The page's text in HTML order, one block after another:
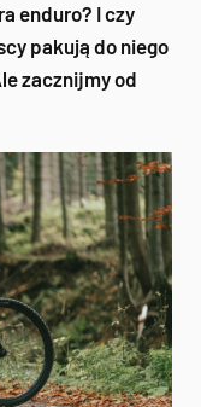
enduro? I czy
pakują do niego
zacznijmy od